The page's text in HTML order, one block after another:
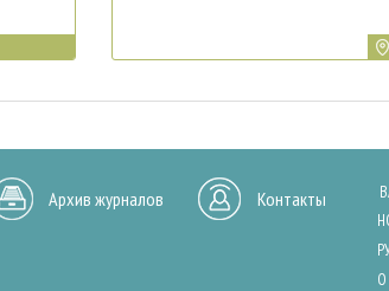
Архив журналов Контакты